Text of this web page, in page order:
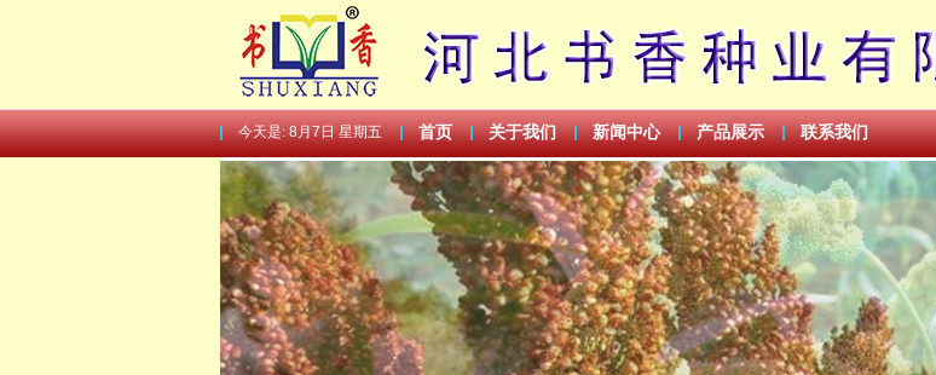
今天是:8月7日 星期五 首页 关于我们 新闻中心 产品展示 联系我们